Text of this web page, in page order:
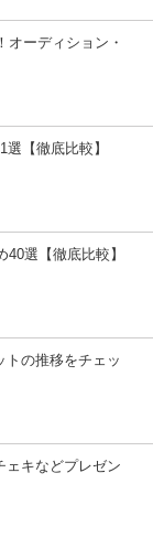
オーディション・
【徹底比較】
選【徹底比較】
トの推移をチェッ
ェキなどプレゼン